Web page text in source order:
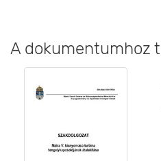
A dokumentumhoz